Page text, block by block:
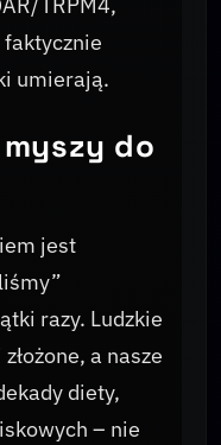
TRPM4,
umierają.
do
jest
razy. Ludzkie
a nasze
diety,
– nie